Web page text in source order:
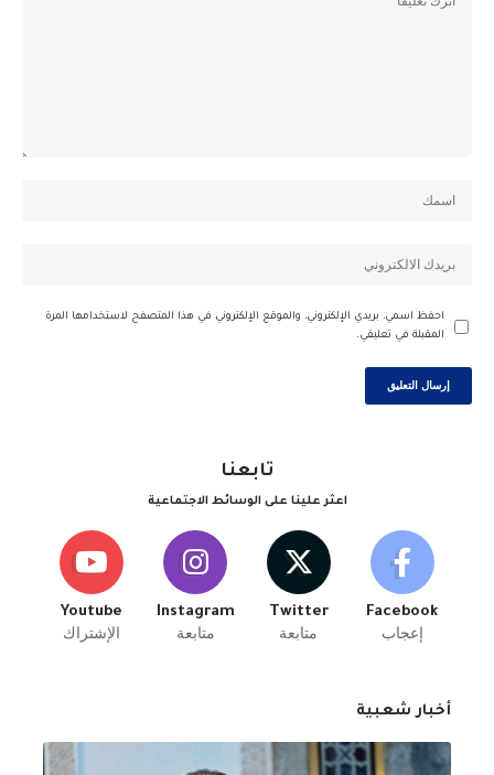
احفظ اسمي، بريدي الإلكتروني، والموقع الإلكتروني في هذا المتصفح لاستخدامها المرة
المقبلة في تعليقي.
تابعنا
اعثر علينا على الوسائط الاجتماعية
Facebook
إعجاب
Twitter
متابعة
Instagram
متابعة
Youtube
الإشتراك
أخبار شعبية